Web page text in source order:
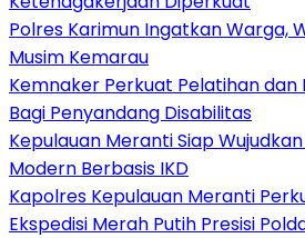
Polres Karimun Ingatkan Warga,
Musim Kemarau
Kemnaker Perkuat Pelatihan
Bagi Penyandang Disabilitas
Kepulauan Meranti Siap
Modern Berbasis IKD
Kapolres Kepulauan Meranti
Ekspedisi Merah Putih Presisi